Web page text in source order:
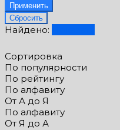
Найдено:
Сортировка
По популярности
По рейтингу
По алфавиту
От А до Я
По алфавиту
От Я до А